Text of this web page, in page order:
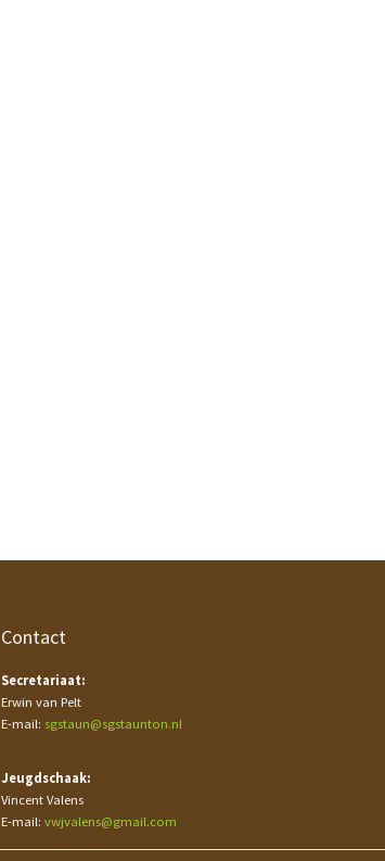
Contact
Secretariaat:
Erwin van Pelt
E-mail: sgstaun@sgstaunton.nl
Jeugdschaak:
Vincent Valens
E-mail: vwjvalens@gmail.com